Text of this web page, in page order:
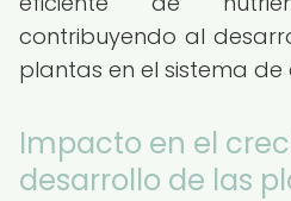
contribuyendo al
plantas en el sistema
Impacto en el
desarrollo de las